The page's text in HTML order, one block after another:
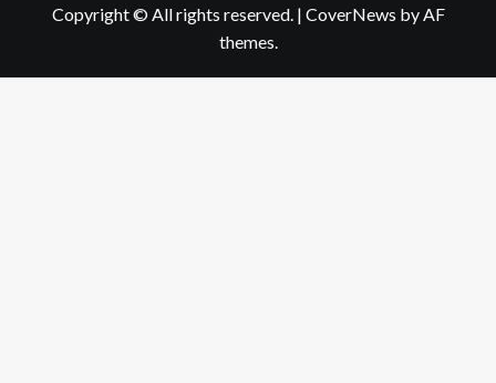
Copyright © All rights reserved. | CoverNews by AF
themes.